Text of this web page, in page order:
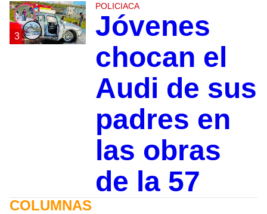
3
POLICIACA
Jóvenes
chocan el
Audi de sus
padres en
las obras
de la 57
COLUMNAS